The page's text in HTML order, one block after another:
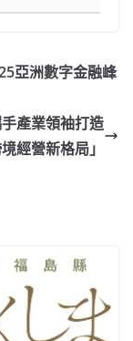
亞洲數字金融峰
產業領袖打造
境經營新格局」